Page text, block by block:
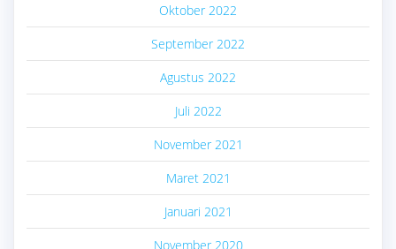
Oktober 2022
September 2022
Agustus 2022
Juli 2022
November 2021
Maret 2021
Januari 2021
November 2020